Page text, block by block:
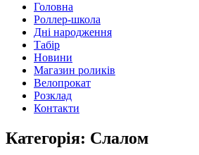
Головна
Роллер-школа
Дні народження
Табір
Новини
Магазин роликів
Велопрокат
Розклад
Контакти
Категорія: Слалом